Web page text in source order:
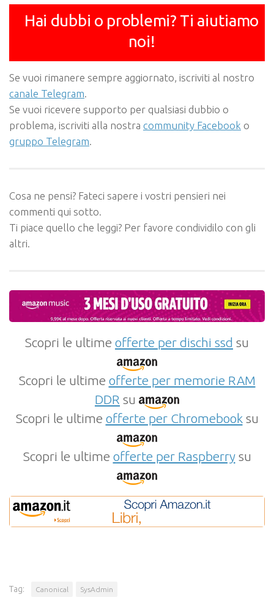
Hai dubbi o problemi? Ti aiutiamo
noi!
Se vuoi rimanere sempre aggiornato, iscriviti al nostro
canale Telegram.
Se vuoi ricevere supporto per qualsiasi dubbio o
problema, iscriviti alla nostra community Facebook o
gruppo Telegram.
Cosa ne pensi? Fateci sapere i vostri pensieri nei
commenti qui sotto.
Ti piace quello che leggi? Per favore condividilo con gli
altri.
Scopri le ultime offerte per dischi ssd su
Scopri le ultime offerte per memorie RAM
DDR su
Scopri le ultime offerte per Chromebooksu
Scopri le ultime offerte per Raspberrysu
Tag: Canonical SysAdmin